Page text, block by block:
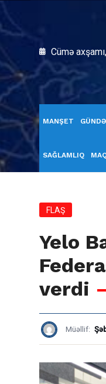
Cümə
MANŞET
SAĞLAMLIQ
FLAŞ
Yelo
verdi
Müəllif: